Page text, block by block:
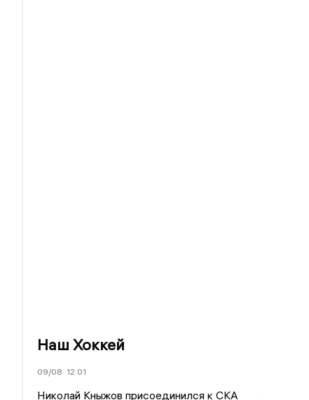
Наш Хоккей
09/08 12:01
Николай Кныжов присоединился к СКА